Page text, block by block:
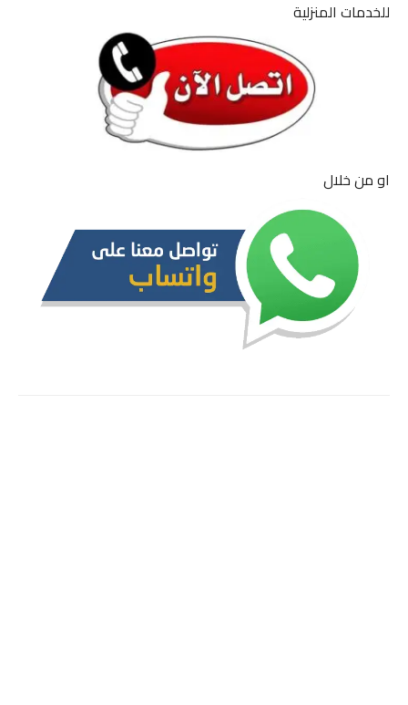
للخدمات المنزلية
او من خلال